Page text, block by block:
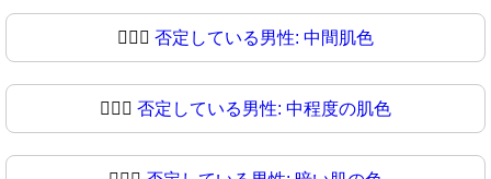
🙅🏾‍♂️ 否定している男性: 中間肌色
🙅🏾‍♂ 否定している男性: 中程度の肌色